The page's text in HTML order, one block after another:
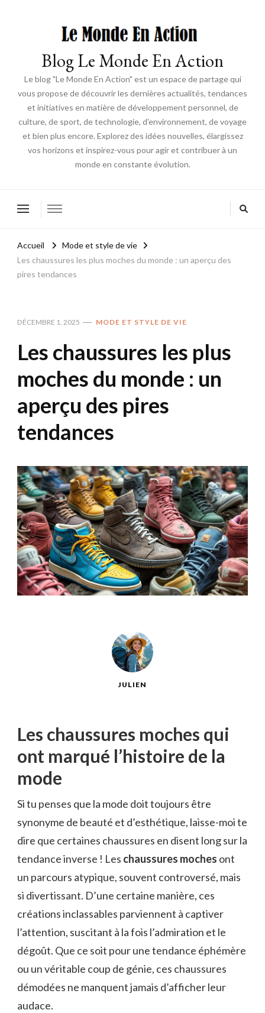
Blog Le Monde En Action
Le blog "Le Monde En Action" est un espace de partage qui
vous propose de découvrir les dernières actualités, tendances
et initiatives en matière de développement personnel, de
culture, de sport, de technologie, d'environnement, de voyage
et bien plus encore. Explorez des idées nouvelles, élargissez
vos horizons et inspirez-vous pour agir et contribuer à un
monde en constante évolution.
Accueil
Mode et style de vie
Les chaussures les plus moches du monde : un aperçu des
pires tendances
DÉCEMBRE 1, 2025 MODE ET STYLE DE VIE
Les chaussures les plus
moches du monde : un
aperçu des pires
tendances
JULIEN
Les chaussures moches qui
ont marqué l’histoire de la
mode
Si tu penses que la mode doit toujours être
synonyme de beauté et d’esthétique, laisse-moi te
dire que certaines chaussures en disent long sur la
tendance inverse ! Les chaussures moches ont
un parcours atypique, souvent controversé, mais
si divertissant. D’une certaine manière, ces
créations inclassables parviennent à captiver
l’attention, suscitant à la fois l’admiration et le
dégoût. Que ce soit pour une tendance éphémère
ou un véritable coup de génie, ces chaussures
démodées ne manquent jamais d’afficher leur
audace.